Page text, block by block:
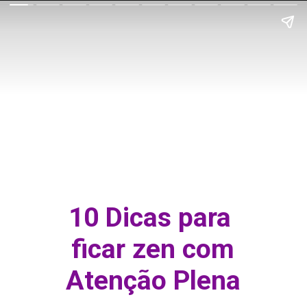
10 Dicas para
ficar zen com
Atenção Plena